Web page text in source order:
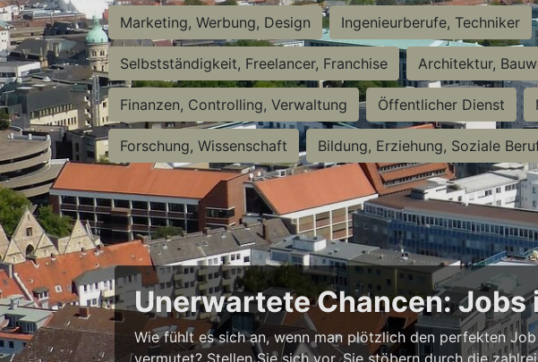
Marketing, Werbung, Design Ingenieurberufe, Techniker
Selbstständigkeit, Freelancer, Franchise Architektur,
Finanzen, Controlling, Verwaltung Öffentlicher Dienst
Forschung, Wissenschaft Bildung, Erziehung, Soziale
Unerwartete Chancen:
Wie fühlt es sich an, wenn man plötzlich den perfekten